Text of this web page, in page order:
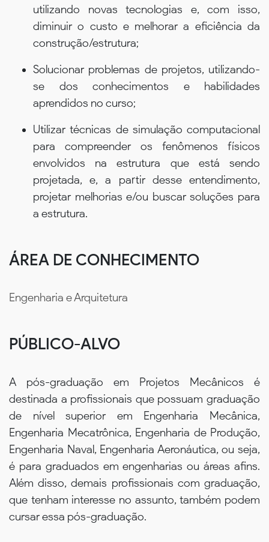
utilizando novas tecnologias e, com isso,
diminuir o custo e melhorar a eficiência da
construção/estrutura;
Solucionar problemas de projetos, utilizando-
se dos conhecimentos e habilidades
aprendidos no curso;
Utilizar técnicas de simulação computacional
para compreender os fenômenos físicos
envolvidos na estrutura que está sendo
projetada, e, a partir desse entendimento,
projetar melhorias e/ou buscar soluções para
a estrutura.
ÁREA DE CONHECIMENTO
Engenharia e Arquitetura
PÚBLICO-ALVO
A pós-graduação em Projetos Mecânicos é
destinada a profissionais que possuam graduação
de nível superior em Engenharia Mecânica,
Engenharia Mecatrônica, Engenharia de Produção,
Engenharia Naval, Engenharia Aeronáutica, ou seja,
é para graduados em engenharias ou áreas afins.
Além disso, demais profissionais com graduação,
que tenham interesse no assunto, também podem
cursar essa pós-graduação.